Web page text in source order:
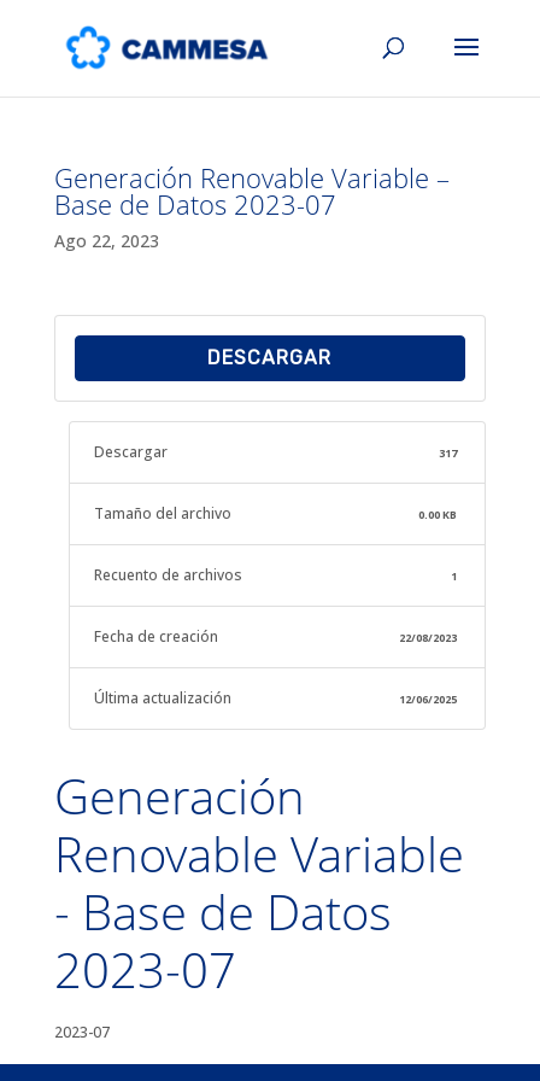
Generación Renovable Variable –
Base de Datos 2023-07
Ago 22, 2023
DESCARGAR
Descargar 317
Tamaño del archivo 0.00 KB
Recuento de archivos 1
Fecha de creación 22/08/2023
Última actualización 12/06/2025
Generación
Renovable Variable
- Base de Datos
2023-07
2023-07